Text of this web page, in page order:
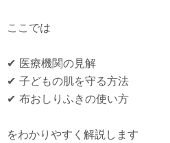
ここでは
✔︎ 医療機関の見解
✔︎ 子どもの肌を守る方法
✔︎ 布おしりふきの使い方
をわかりやすく解説します